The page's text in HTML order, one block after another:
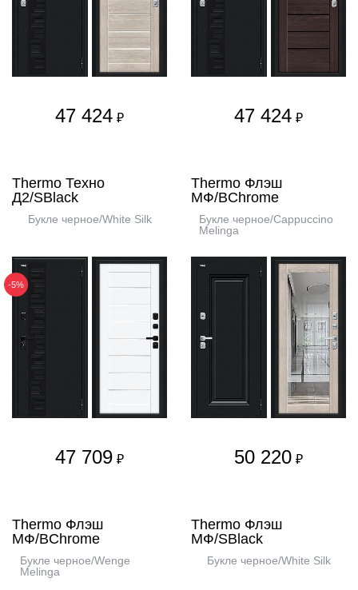
47 424 ₽ 47 424 ₽
Thermo Техно
Д2/SBlack
Букле черное/White Silk
-5%
47 709 ₽
Thermo Флэш
МФ/BChrome
Букле черное/Cappuccino
Melinga
50 220 ₽
Thermo Флэш
МФ/BChrome
Букле черное/Wenge
Melinga
Thermo Флэш
МФ/SBlack
Букле черное/White Silk